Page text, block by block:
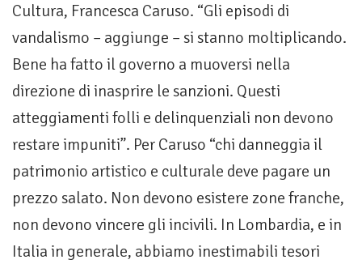
Cultura, Francesca Caruso. “Gli episodi di
vandalismo – aggiunge – si stanno moltiplicando.
Bene ha fatto il governo a muoversi nella
direzione di inasprire le sanzioni. Questi
atteggiamenti folli e delinquenziali non devono
restare impuniti”. Per Caruso “chi danneggia il
patrimonio artistico e culturale deve pagare un
prezzo salato. Non devono esistere zone franche,
non devono vincere gli incivili. In Lombardia, e in
Italia in generale, abbiamo inestimabili tesori